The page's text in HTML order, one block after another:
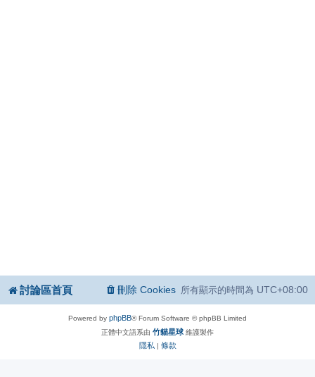
討論區首頁 所有顯示的時間為 UTC+08:00
刪除 Cookies
Powered by phpBB® Forum Software © phpBB Limited
正體中文語系由 竹貓星球 維護製作
隱私 | 條款